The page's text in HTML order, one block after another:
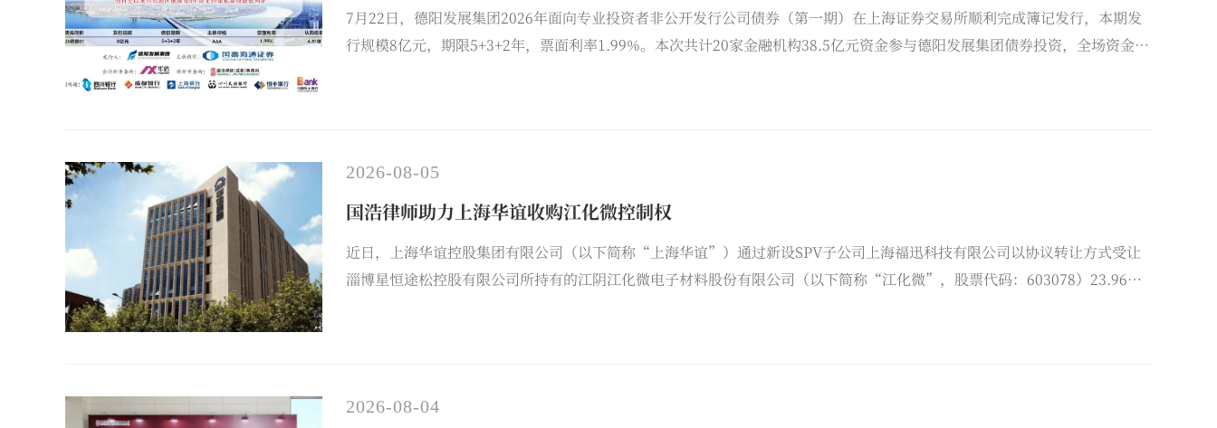
7月22日，德阳发展集团2026年面向专业投资者非公开发行公司债券（第一期）在上海证券交易所顺利完成簿记发行，本期发
行规模8亿元，期限5+3+2年，票面利率1.99%。本次共计20家金融机构38.5亿元资金参与德阳发展集团债券投资，全场资金倍
2026-08-05
国浩律师助力上海华谊收购江化微控制权
近日，上海华谊控股集团有限公司（以下简称“上海华谊”）通过新设SPV子公司上海福迅科技有限公司以协议转让方式受让
淄博星恒途松控股有限公司所持有的江阴江化微电子材料股份有限公司（以下简称“江化微”，股票代码：603078）23.96%
2026-08-04